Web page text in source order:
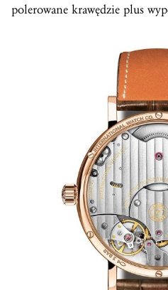
polerowane krawędzie plus